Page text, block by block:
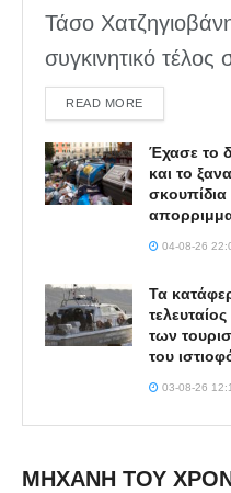
Τάσο
συγκινητικό τέλος
READ MOREDETAILS
Έχασε το
και το
04-08-26
Τα
των
του
03-08-26
ΜΗΧΑΝΗ ΤΟΥ